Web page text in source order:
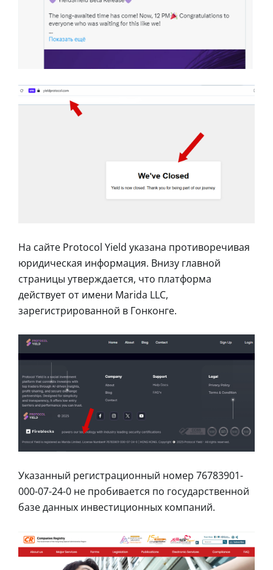
На сайте Protocol Yield указана противоречивая
юридическая информация. Внизу главной
страницы утверждается, что платформа
действует от имени Marida LLC,
зарегистрированной в Гонконге.
Указанный регистрационный номер 76783901-
000-07-24-0 не пробивается по государственной
базе данных инвестиционных компаний.